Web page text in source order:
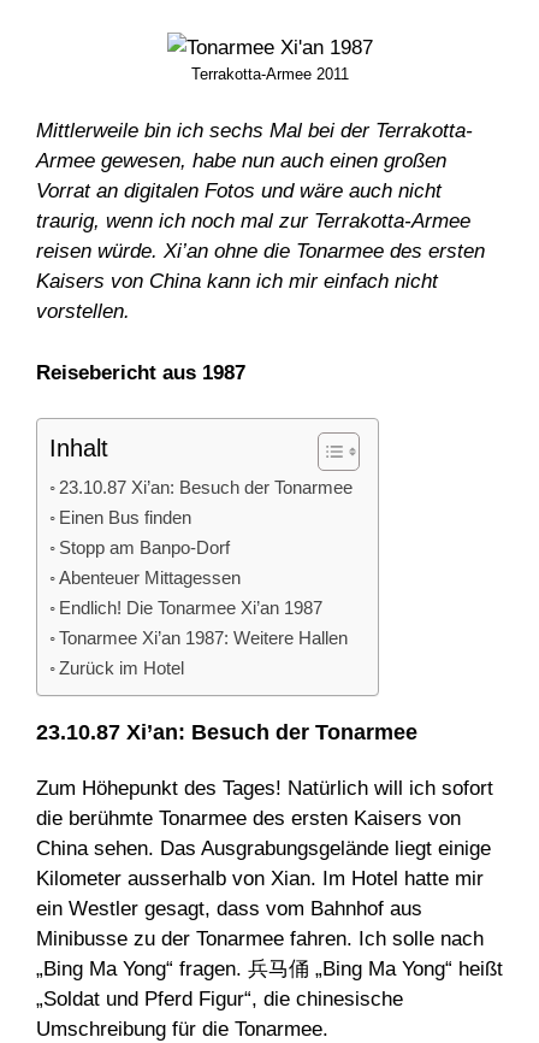
Terrakotta-Armee 2011
Mittlerweile bin ich sechs Mal bei der Terrakotta-
Armee gewesen, habe nun auch einen großen
Vorrat an digitalen Fotos und wäre auch nicht
traurig, wenn ich noch mal zur Terrakotta-Armee
reisen würde. Xi’an ohne die Tonarmee des ersten
Kaisers von China kann ich mir einfach nicht
vorstellen.
Reisebericht aus 1987
Inhalt
23.10.87 Xi’an: Besuch der Tonarmee
Einen Bus finden
Stopp am Banpo-Dorf
Abenteuer Mittagessen
Endlich! Die Tonarmee Xi’an 1987
Tonarmee Xi’an 1987: Weitere Hallen
Zurück im Hotel
23.10.87 Xi’an: Besuch der Tonarmee
Zum Höhepunkt des Tages! Natürlich will ich sofort
die berühmte Tonarmee des ersten Kaisers von
China sehen. Das Ausgrabungsgelände liegt einige
Kilometer ausserhalb von Xian. Im Hotel hatte mir
ein Westler gesagt, dass vom Bahnhof aus
Minibusse zu der Tonarmee fahren. Ich solle nach
„Bing Ma Yong“ fragen. 兵马俑 „Bing Ma Yong“ heißt
„Soldat und Pferd Figur“, die chinesische
Umschreibung für die Tonarmee.